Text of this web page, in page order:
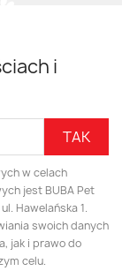
i
w celach
jest BUBA Pet
Hawelańska 1.
swoich danych
jak i prawo do
celu.